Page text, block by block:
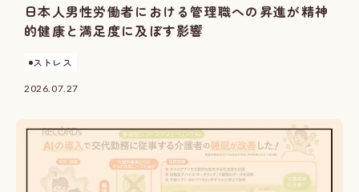
日本人男性労働者における管理職への昇進が精神
的健康と満足度に及ぼす影響
ストレス
2026.07.27